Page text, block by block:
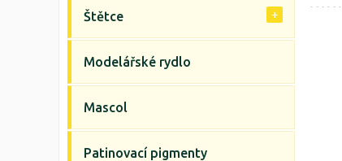
Štětce
Modelářské rydlo
Mascol
Patinovací pigmenty